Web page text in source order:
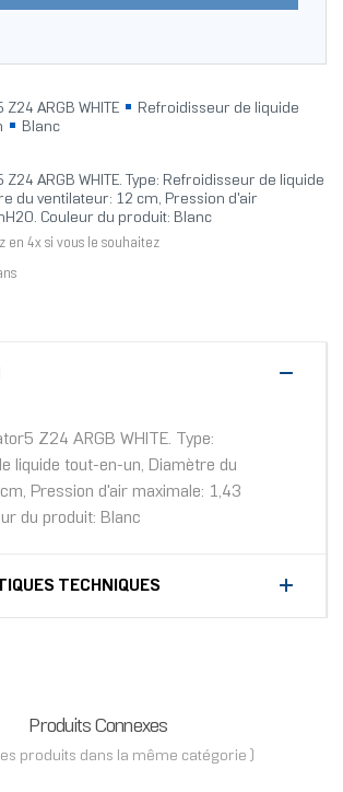
ARGB WHITE
Refroidisseur de liquide
Blanc
ARGB WHITE. Type: Refroidisseur de liquide
du ventilateur: 12 cm, Pression d'air
Couleur du produit: Blanc
en 4x si vous le souhaitez
Z24 ARGB WHITE. Type:
liquide tout-en-un, Diamètre du
Pression d'air maximale: 1,43
du produit: Blanc
TECHNIQUES
Produits Connexes
produits dans la même catégorie )